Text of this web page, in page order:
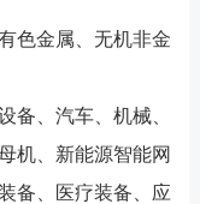
色金属、无机非金
备、汽车、机械、
机、新能源智能网
备、医疗装备、应